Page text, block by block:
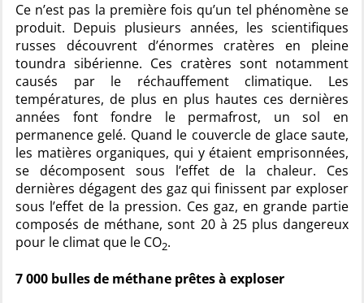
Ce n’est pas la première fois qu’un tel phénomène se
produit. Depuis plusieurs années, les scientifiques
russes découvrent d’énormes cratères en pleine
toundra sibérienne. Ces cratères sont notamment
causés par le réchauffement climatique. Les
températures, de plus en plus hautes ces dernières
années font fondre le permafrost, un sol en
permanence gelé. Quand le couvercle de glace saute,
les matières organiques, qui y étaient emprisonnées,
se décomposent sous l’effet de la chaleur. Ces
dernières dégagent des gaz qui finissent par exploser
sous l’effet de la pression. Ces gaz, en grande partie
composés de méthane, sont 20 à 25 plus dangereux
pour le climat que le CO2.
7 000 bulles de méthane prêtes à exploser